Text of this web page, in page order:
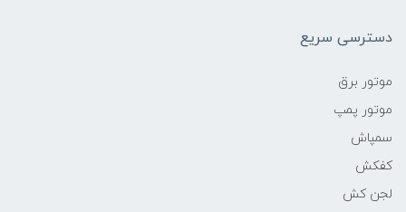
دسترسی سریع
موتور برق
موتور پمپ
سمپاش
کفکش
لجن کش